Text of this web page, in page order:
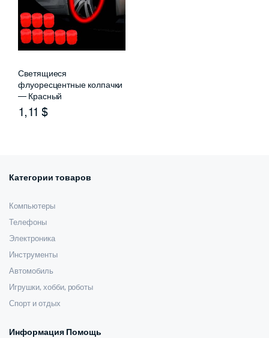
Светящиеся
флуоресцентные колпачки
— Красный
1,11 $
Категории товаров
Компьютеры
Телефоны
Электроника
Инструменты
Автомобиль
Игрушки, хобби, роботы
Спорт и отдых
Информация Помощь